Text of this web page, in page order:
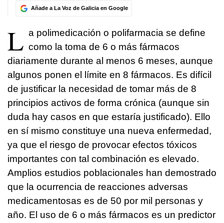
Añade a La Voz de Galicia en Google
L a polimedicación o polifarmacia se define
como la toma de 6 o más fármacos
diariamente durante al menos 6 meses, aunque
algunos ponen el límite en 8 fármacos. Es difícil
de justificar la necesidad de tomar más de 8
principios activos de forma crónica (aunque sin
duda hay casos en que estaría justificado). Ello
en sí mismo constituye una nueva enfermedad,
ya que el riesgo de provocar efectos tóxicos
importantes con tal combinación es elevado.
Amplios estudios poblacionales han demostrado
que la ocurrencia de reacciones adversas
medicamentosas es de 50 por mil personas y
año. El uso de 6 o más fármacos es un predictor